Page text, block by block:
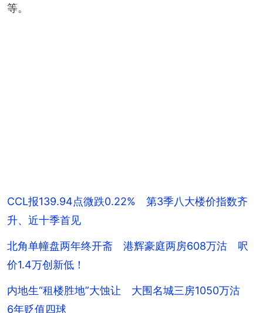
等。
CCL报139.94点微跌0.22% 第3季八大楼价指数齐
升、近十季首见
北角单幢盘两年终开斋 港辉豪庭两房608万沽 呎
价1.4万创新低！
内地生“租楼胜地”大蚀让 大围名城三房1050万沽
6年贬值四球